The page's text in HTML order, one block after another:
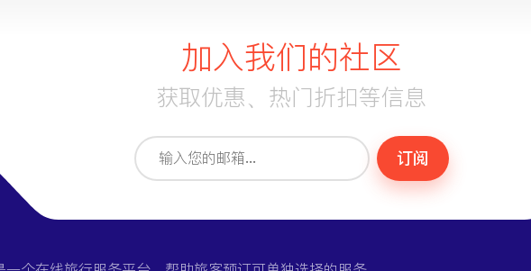
加入我们的社区
获取优惠、热门折扣等信息
订阅